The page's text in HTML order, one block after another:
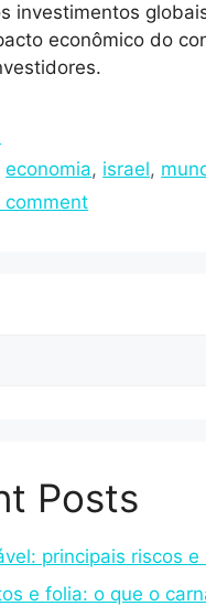
investimentos
econômico do
economia, israel,
comment
Posts
principais riscos e
e folia: o que o